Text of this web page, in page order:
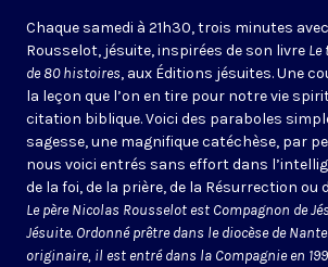
Chaque samedi à 21h30, trois minutes
Rousselot, jésuite, inspirées de son livre Le
de 80 histoires, aux Éditions jésuites. Une
la leçon que l’on en tire pour notre vie
citation biblique. Voici des paraboles
sagesse, une magnifique catéchèse, par
nous voici entrés sans effort dans
de la foi, de la prière, de la Résurrection ou
Le père Nicolas Rousselot est Compagnon de
Jésuite. Ordonné prêtre dans le diocèse de
originaire, il est entré dans la Compagnie en